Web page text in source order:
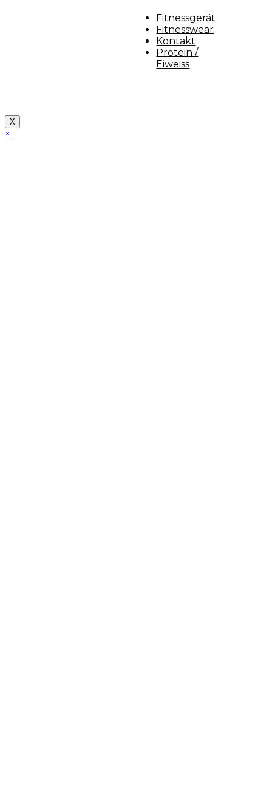
Fitnessgerät
Fitnesswear
Kontakt
Protein /
Eiweiss
X
×